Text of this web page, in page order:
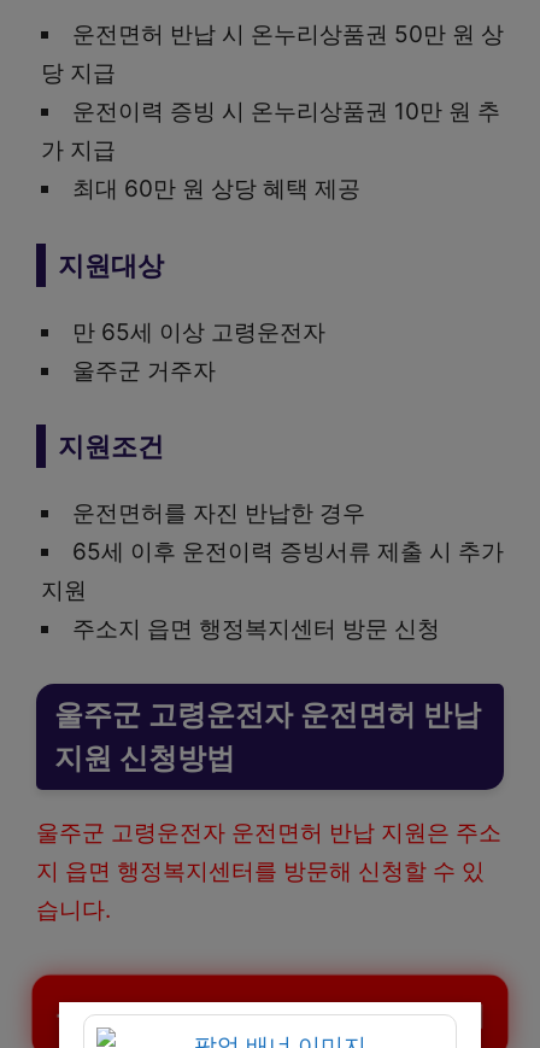
운전면허 반납 시 온누리상품권 50만 원 상
당 지급
운전이력 증빙 시 온누리상품권 10만 원 추
가 지급
최대 60만 원 상당 혜택 제공
지원대상
만 65세 이상 고령운전자
울주군 거주자
지원조건
운전면허를 자진 반납한 경우
65세 이후 운전이력 증빙서류 제출 시 추가
지원
주소지 읍면 행정복지센터 방문 신청
울주군 고령운전자 운전면허 반납
지원 신청방법
울주군 고령운전자 운전면허 반납 지원은 주소
지 읍면 행정복지센터를 방문해 신청할 수 있
습니다.
울주군 운전면허 반납 지원 신청하기